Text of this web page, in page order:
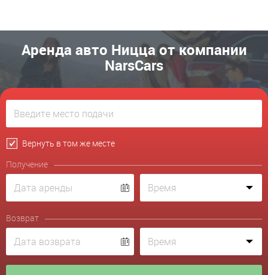
Аренда авто Ницца от компании
NarsCars
Вернуть в том же месте
Получение
Возврат